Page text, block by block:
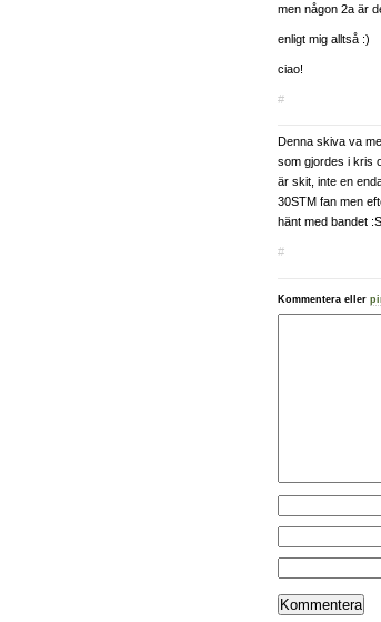
men någon 2a är
enligt mig alltså :)
ciao!
#
Denna skiva va
som gjordes i kris
är skit, inte en
30STM fan men
hänt med bandet :S
#
Kommentera eller